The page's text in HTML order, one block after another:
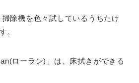
除機を色々試しているうちたけ
。
ローラン)」は、床拭きができる